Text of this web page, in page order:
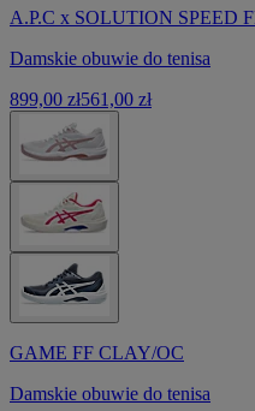
A.P.C x SOLUTION SPEED
Damskie obuwie do tenisa
899,00 zł561,00 zł
GAME FF CLAY/OC
Damskie obuwie do tenisa